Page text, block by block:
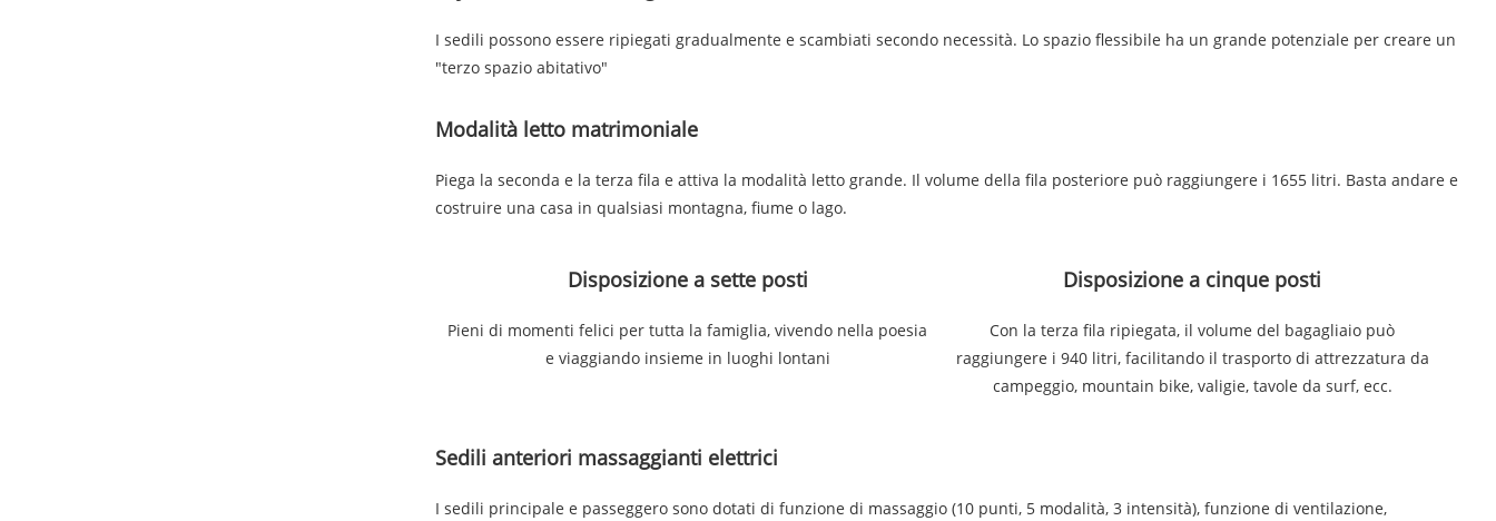
I sedili possono essere ripiegati gradualmente e scambiati secondo necessità. Lo spazio flessibile ha un grande potenziale per creare un
"terzo spazio abitativo"
Modalità letto matrimoniale
Piega la seconda e la terza fila e attiva la modalità letto grande. Il volume della fila posteriore può raggiungere i 1655 litri. Basta andare e
costruire una casa in qualsiasi montagna, fiume o lago.
Disposizione a sette posti
Pieni di momenti felici per tutta la famiglia, vivendo nella poesia
e viaggiando insieme in luoghi lontani
Disposizione a cinque posti
Con la terza fila ripiegata, il volume del bagagliaio può
raggiungere i 940 litri, facilitando il trasporto di attrezzatura da
campeggio, mountain bike, valigie, tavole da surf, ecc.
Sedili anteriori massaggianti elettrici
I sedili principale e passeggero sono dotati di funzione di massaggio (10 punti, 5 modalità, 3 intensità), funzione di ventilazione,